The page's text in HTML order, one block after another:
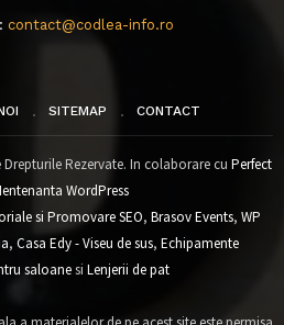
contact@codlea-info.ro
SITEMAP CONTACT
Rezervate. In colaborare cu Perfect
WordPress
si Promovare SEO, Brasov Events, WP
, Casa Edy - Viseu de sus, Echipamente
saloanesi Lenjerii de pat